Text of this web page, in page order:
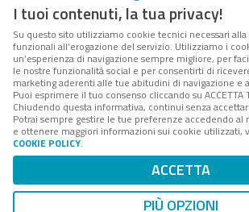
Forumpa.itè una pubblicazione
presso Registro della stampa del
Reg. n. 182 del 2 maggio 2008 -
Stentella
FPA s.r.l. è società soggetta a
Coordinamento da parte di Digital360
è un'azienda certificata per il
Codice Fiscale/Partita IVA n.
n. 1249791. ISP AWS
Mappa del sito
I tuoi contenuti, la tua privacy!
Su questo sito utilizziamo cookie tecnici necessari
funzionali all’erogazione del servizio. Utilizziamo i
un’esperienza di navigazione sempre migliore, per
le nostre funzionalità social e per consentirti di
marketing aderenti alle tue abitudini di navigazione e
Puoi esprimere il tuo consenso cliccando su ACCETTA
Chiudendo questa informativa, continui senza
Potrai sempre gestire le tue preferenze accedendo al
e ottenere maggiori informazioni sui cookie utilizzati,
COOKIE POLICY.
ACCETTA
PIÙ OPZIONI